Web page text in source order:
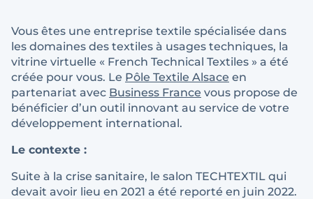
Vous êtes une entreprise textile spécialisée dans
les domaines des textiles à usages techniques, la
vitrine virtuelle « French Technical Textiles » a été
créée pour vous. Le Pôle Textile Alsace en
partenariat avec Business France vous propose de
bénéficier d’un outil innovant au service de votre
développement international.
Le contexte :
Suite à la crise sanitaire, le salon TECHTEXTIL qui
devait avoir lieu en 2021 a été reporté en juin 2022.